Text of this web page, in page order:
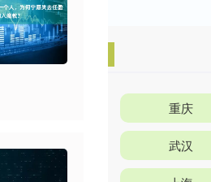
重庆
武汉